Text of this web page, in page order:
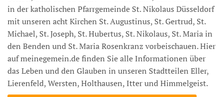
in der katholischen Pfarrgemeinde St. Nikolaus Düsseldorf
mit unseren acht Kirchen St. Augustinus, St. Gertrud, St.
Michael, St. Joseph, St. Hubertus, St. Nikolaus, St. Maria in
den Benden und St. Maria Rosenkranz vorbeischauen. Hier
auf meinegemein.de finden Sie alle Informationen über
das Leben und den Glauben in unseren Stadtteilen Eller,
Lierenfeld, Wersten, Holthausen, Itter und Himmelgeist.